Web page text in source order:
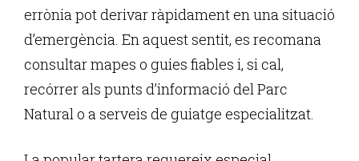
errònia pot derivar ràpidament en una situació
d’emergència. En aquest sentit, es recomana
consultar mapes o guies fiables i, si cal,
recórrer als punts d’informació del Parc
Natural o a serveis de guiatge especialitzat.